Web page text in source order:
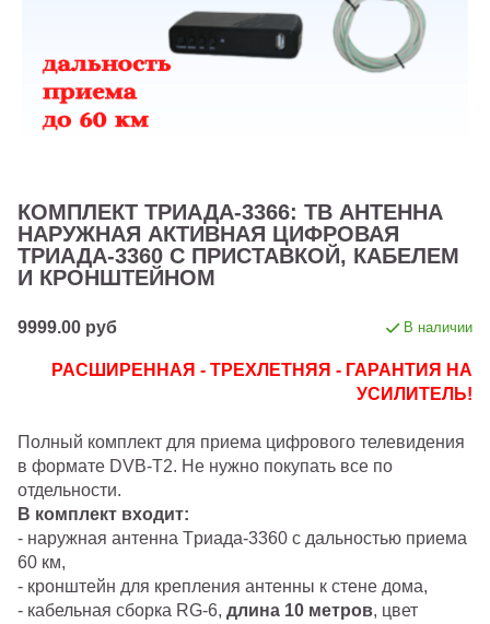
КОМПЛЕКТ ТРИАДА-3366: ТВ АНТЕННА
НАРУЖНАЯ АКТИВНАЯ ЦИФРОВАЯ
ТРИАДА-3360 С ПРИСТАВКОЙ, КАБЕЛЕМ
И КРОНШТЕЙНОМ
9999.00 руб В наличии
РАСШИРЕННАЯ - ТРЕХЛЕТНЯЯ - ГАРАНТИЯ НА
УСИЛИТЕЛЬ!
Полный комплект для приема цифрового телевидения
в формате DVB-T2. Не нужно покупать все по
отдельности.
В комплект входит:
- наружная антенна Tриада-3360 с дальностью приема
60 км,
- кронштейн для крепления антенны к стене дома,
- кабельная сборка RG-6, длина 10 метров, цвет